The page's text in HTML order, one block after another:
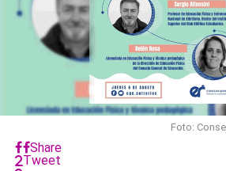
Foto:
Share
Tweet